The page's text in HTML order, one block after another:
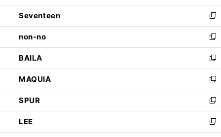
開
く
ウ
で
開
く
ン
ド
ウ
で
開
く
Seventeen
新
し
い
ウ
ィ
ン
ド
ウ
で
開
く
non-no
新
し
い
ウ
ィ
ン
ド
ウ
で
開
BAILA
新
し
い
ウ
ィ
ン
ド
ウ
MAQUIA
新
し
い
ウ
ィ
ン
SPUR
新
し
い
ウ
LEE
新
し